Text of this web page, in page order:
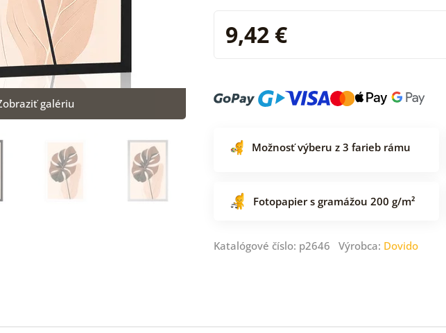
galériu
9,42 €
Možnosť výberu z 3 farieb rámu
Fotopapier s gramážou 200 g/m²
Katalógové číslo: p2646 Výrobca: Dovido